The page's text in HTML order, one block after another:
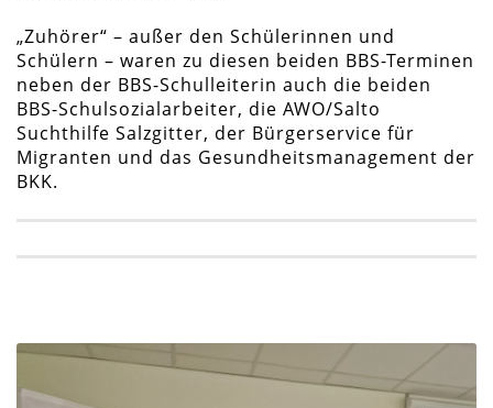
„Zuhörer“ – außer den Schülerinnen und
Schülern – waren zu diesen beiden BBS-Terminen
neben der BBS-Schulleiterin auch die beiden
BBS-Schulsozialarbeiter, die AWO/Salto
Suchthilfe Salzgitter, der Bürgerservice für
Migranten und das Gesundheitsmanagement der
BKK.